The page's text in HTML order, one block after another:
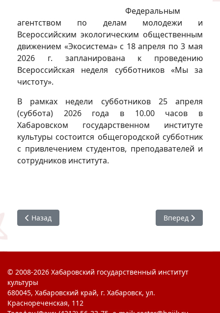
Федеральным
агентством по делам молодежи и
Всероссийским экологическим общественным
движением «Экосистема» с 18 апреля по 3 мая
2026 г. запланирована к проведению
Всероссийская неделя субботников «Мы за
чистоту».
В рамках недели субботников 25 апреля
(суббота) 2026 года в 10.00 часов в
Хабаровском государственном институте
культуры состоится общегородской субботник
с привлечением студентов, преподавателей и
сотрудников института.
Предыдущий: #СтудАктив : Всемирный день цыган
Назад Следующий:
Вперед
© 2008-2026 Хабаровский государственный институт
культуры
680045, Хабаровский край, г. Хабаровск, ул.
Краснореченская, 112